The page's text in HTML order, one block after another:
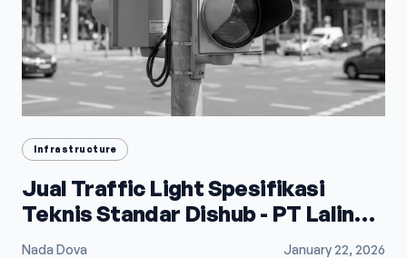
Infrastructure
Jual Traffic Light Spesifikasi
Teknis Standar Dishub - PT Lalindo
Mega Utama
Nada Dova January 22, 2026